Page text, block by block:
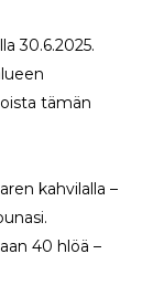
30.6.2025.
tämän
kahvilalla –
40 hlöä –